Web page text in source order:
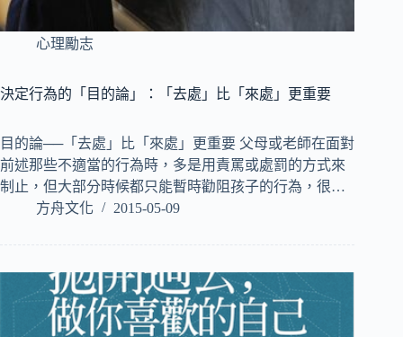
心理勵志
決定行為的「目的論」：「去處」比「來處」更重要
目的論──「去處」比「來處」更重要 父母或老師在面對
前述那些不適當的行為時，多是用責罵或處罰的方式來
制止，但大部分時候都只能暫時勸阻孩子的行為，很…
方舟文化
2015-05-09